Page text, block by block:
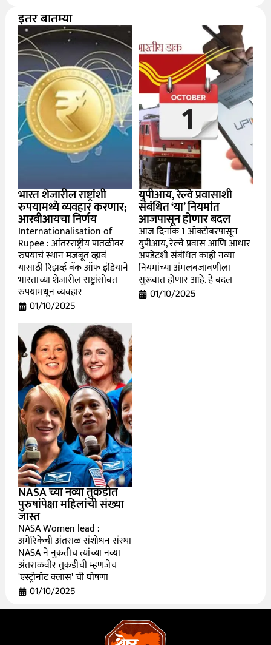
इतर बातम्या
भारत शेजारील राष्ट्रांशी
रुपयामध्ये व्यवहार करणार;
आरबीआयचा निर्णय
Internationalisation of
Rupee : आंतरराष्ट्रीय पातळीवर
रुपयाचं स्थान मजबूत व्हावं
यासाठी रिझर्व्ह बँक ऑफ इंडियाने
भारताच्या शेजारील राष्ट्रांसोबत
रुपयामधून व्यवहार
01/10/2025
युपीआय, रेल्वे प्रवासाशी
संबंधित ‘या’ नियमांत
आजपासून होणार बदल
आज दिनांक 1 ऑक्टोबरपासून
युपीआय, रेल्वे प्रवास आणि आधार
अपडेटशी संबंधित काही नव्या
नियमांच्या अंमलबजावणीला
सुरूवात होणार आहे. हे बदल
01/10/2025
NASA च्या नव्या तुकडीत
पुरुषांपेक्षा महिलांची संख्या
जास्त
NASA Women lead :
अमेरिकेची अंतराळ संशोधन संस्था
NASA ने नुकतीच त्यांच्या नव्या
अंतराळवीर तुकडीची म्हणजेच
'एस्ट्रोनॉट क्लास' ची घोषणा
01/10/2025